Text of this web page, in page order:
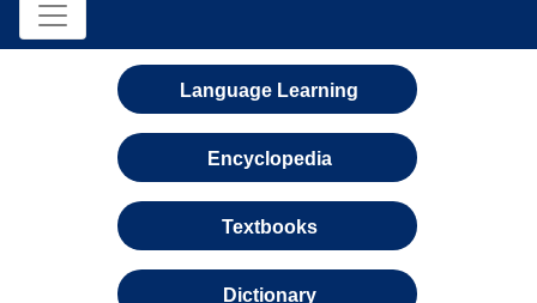
Language Learning
Encyclopedia
Textbooks
Dictionary